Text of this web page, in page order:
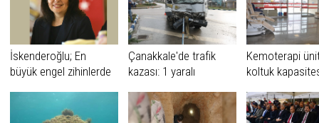
İskenderoğlu; En
büyük engel zihinlerde
Çanakkale'de trafik
kazası: 1 yaralı
Kemoterapi
koltuk